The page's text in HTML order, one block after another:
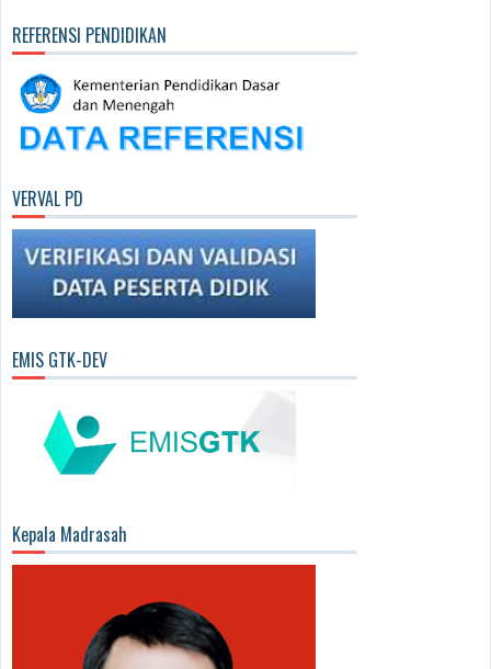
REFERENSI PENDIDIKAN
VERVAL PD
EMIS GTK-DEV
Kepala Madrasah